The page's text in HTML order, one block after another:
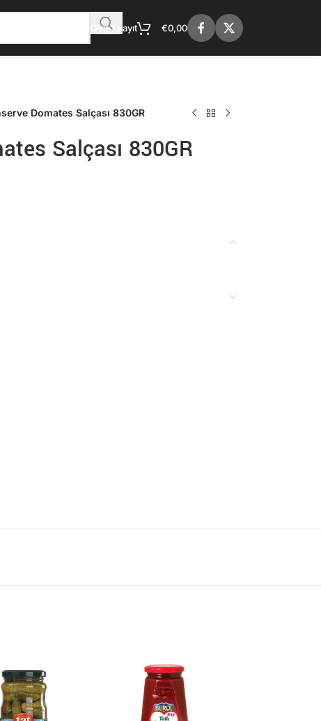
Giriş / kayıt €0,00
Domates Salçası 830GR
Salçası 830GR